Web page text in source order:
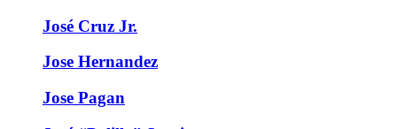
José Cruz Jr.
Jose Hernandez
Jose Pagan